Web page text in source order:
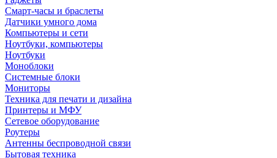
Смарт-часы и браслеты
Датчики умного дома
Компьютеры и сети
Ноутбуки, компьютеры
Ноутбуки
Моноблоки
Системные блоки
Мониторы
Техника для печати и дизайна
Принтеры и МФУ
Сетевое оборудование
Роутеры
Антенны беспроводной связи
Бытовая техника